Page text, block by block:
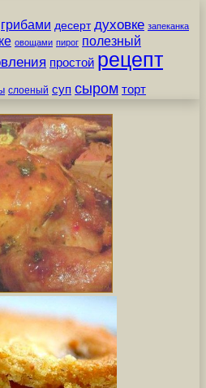
грибами десерт духовке запеканка
овощами пирог полезный
простой рецепт
слоеный суп сыром торт